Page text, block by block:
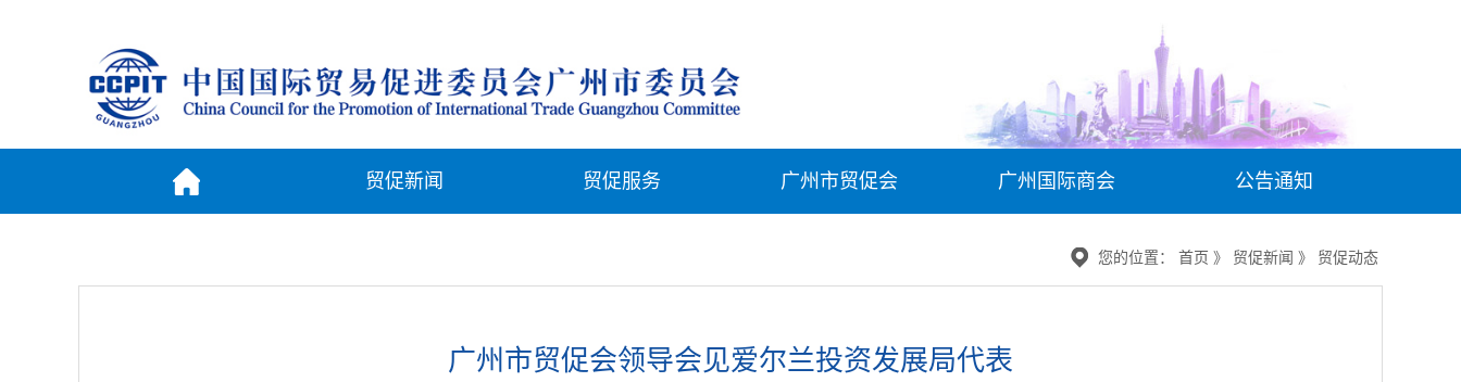
贸促新闻 贸促服务 广州市贸促会 广州国际商会 公告通知
您的位置： 首页 》 贸促新闻 》 贸促动态
广州市贸促会领导会见爱尔兰投资发展局代表